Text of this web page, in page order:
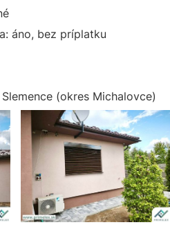
áno, bez príplatku
(okres Michalovce)